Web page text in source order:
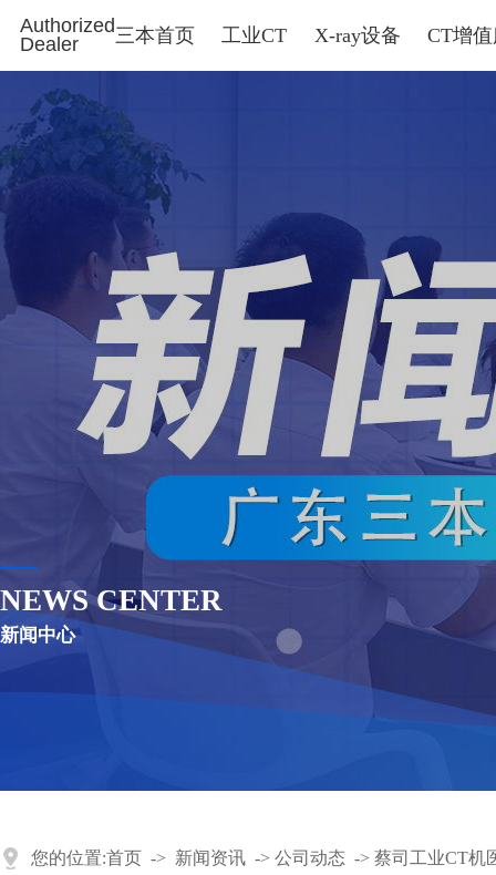
Authorized
Dealer
三本首页 工业CT X-ray设备 CT增
NEWS CENTER
新闻中心
您的位置:首页 -> 新闻资讯 -> 公司动态 -> 蔡司工业CT机